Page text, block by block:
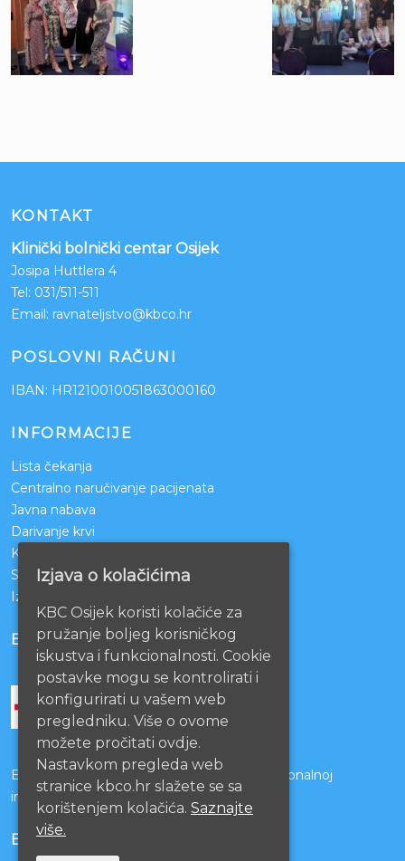
KONTAKT
Klinički bolnički centar Osijek
Josipa Huttlera 4
Tel: 031/511-511
Email: ravnateljstvo@kbco.hr
POSLOVNI RAČUNI
IBAN: HR1210010051863000160
INFORMACIJE
Lista čekanja
Centralno naručivanje pacijenata
Javna nabava
Darivanje krvi
KBCO Webmail
Sestrinstvo KBC Osijek
Izjava o pristupačnosti mrežnih stranica
BOLNICE PARTNERI
Bolnice s kojima je potpisan ugovor o funkcionalnoj
integraciji
EU PROJEKTI
Izjava o kolačićima
KBC Osijek koristi kolačiće za
pružanje boljeg korisničkog
iskustva i funkcionalnosti. Cookie
postavke mogu se kontrolirati i
konfigurirati u vašem web
pregledniku. Više o ovome
možete pročitati ovdje.
Nastavkom pregleda web
stranice kbco.hr slažete se sa
korištenjem kolačića. Saznajte
više.